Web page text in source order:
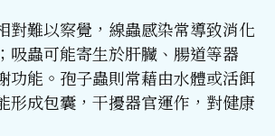
對難以察覺，線蟲感染常導致消化
吸蟲可能寄生於肝臟、腸道等器
功能。孢子蟲則常藉由水體或活餌
形成包囊，干擾器官運作，對健康